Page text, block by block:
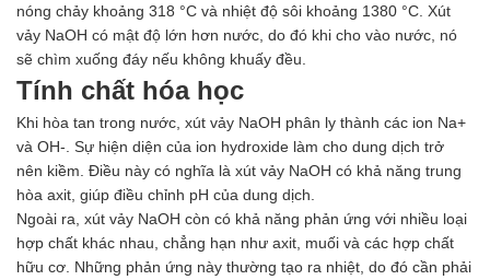
nóng chảy khoảng 318 °C và nhiệt độ sôi khoảng 1380 °C. Xút
vảy NaOH có mật độ lớn hơn nước, do đó khi cho vào nước, nó
sẽ chìm xuống đáy nếu không khuấy đều.
Tính chất hóa học
Khi hòa tan trong nước, xút vảy NaOH phân ly thành các ion Na+
và OH-. Sự hiện diện của ion hydroxide làm cho dung dịch trở
nên kiềm. Điều này có nghĩa là xút vảy NaOH có khả năng trung
hòa axit, giúp điều chỉnh pH của dung dịch.
Ngoài ra, xút vảy NaOH còn có khả năng phản ứng với nhiều loại
hợp chất khác nhau, chẳng hạn như axit, muối và các hợp chất
hữu cơ. Những phản ứng này thường tạo ra nhiệt, do đó cần phải